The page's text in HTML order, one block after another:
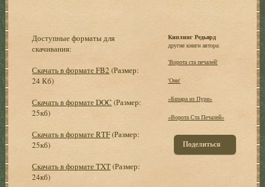
Доступные форматы для
скачивания:
Скачать в формате FB2 (Размер:
24 Кб)
Скачать в формате DOC (Размер:
25кб)
Скачать в формате RTF(Размер:
25кб)
Скачать в формате TXT(Размер:
24кб)
Киплинг Редьярд
другие книги автора:
'Ворота ста печалей'
'Они'
«Бизара из Пури»
«Ворота Ста Печалей»
Поделиться